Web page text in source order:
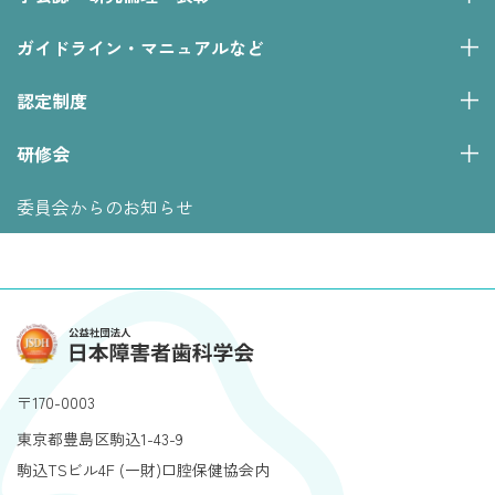
ガイドライン・マニュアルなど
認定制度
研修会
委員会からのお知らせ
〒170-0003
東京都豊島区駒込1-43-9
駒込TSビル4F (一財)口腔保健協会内